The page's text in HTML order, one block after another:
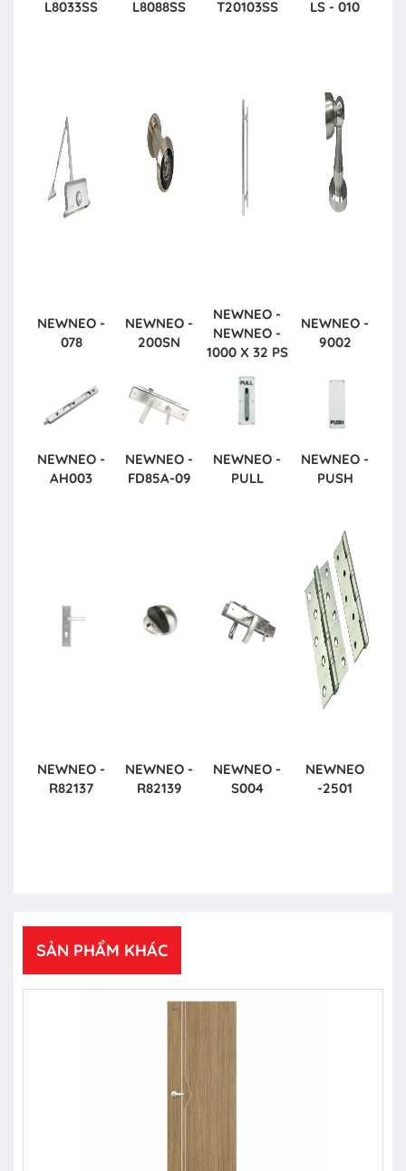
L8033SS L8088SS T20103SS LS - 010
NEWNEO -
078
NEWNEO -
200SN
NEWNEO -
NEWNEO -
1000 X 32 PS
NEWNEO -
9002
NEWNEO -
AH003
NEWNEO -
FD85A-09
NEWNEO -
PULL
NEWNEO -
PUSH
NEWNEO -
R82137
NEWNEO -
R82139
NEWNEO -
S004
NEWNEO
-2501
SẢN PHẨM KHÁC